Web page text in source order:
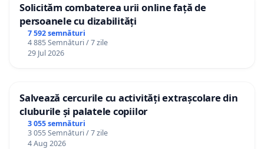
Solicităm combaterea urii online față de
persoanele cu dizabilități
7 592 semnături
4 885 Semnături / 7 zile
29 Jul 2026
Salvează cercurile cu activități extrașcolare din
cluburile și palatele copiilor
3 055 semnături
3 055 Semnături / 7 zile
4 Aug 2026